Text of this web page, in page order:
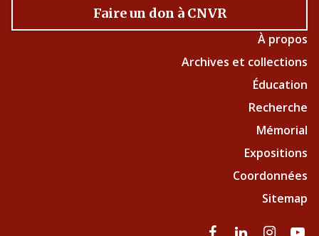
Faire un don à CNVR
À propos
Archives et collections
Éducation
Recherche
Mémorial
Expositions
Coordonnées
Sitemap